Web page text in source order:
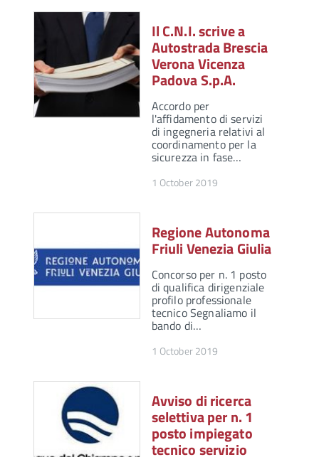
Il C.N.I. scrive a
Autostrada Brescia
Verona Vicenza
Padova S.p.A.
Accordo per
l'affidamento di servizi
di ingegneria relativi al
coordinamento per la
sicurezza in fase…
1 October 2019
Regione Autonoma
Friuli Venezia Giulia
Concorso per n. 1 posto
di qualifica dirigenziale
profilo professionale
tecnico Segnaliamo il
bando di…
1 October 2019
Avviso di ricerca
selettiva per n. 1
posto impiegato
tecnico servizio